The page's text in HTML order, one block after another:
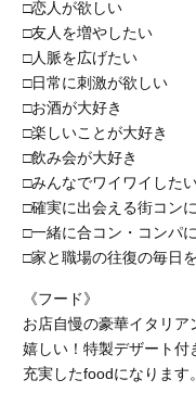
□恋人が欲しい
□友人を増やしたい
□人脈を広げたい
□日常に刺激が欲しい
□お酒が大好き
□楽しいことが大好き
□飲み会が大好き
□みんなでワイワイした
□確実に出会える街コン
□一緒に合コン・コンパ
□家と職場の往復の毎日
《フード》
お店自慢の豪華イタリ
嬉しい！特製デザート付
充実したfoodになります。